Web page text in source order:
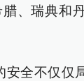
、瑞典和
安全不仅仅